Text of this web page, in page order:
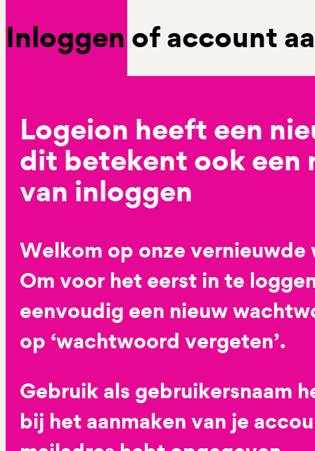
Inloggen of account
Logeion heeft een
dit betekent ook een
van inloggen
Welkom op onze vernieuwde
Om voor het eerst in te
eenvoudig een nieuw
op ‘wachtwoord vergeten’.
Gebruik als gebruikersnaam
bij het aanmaken van je